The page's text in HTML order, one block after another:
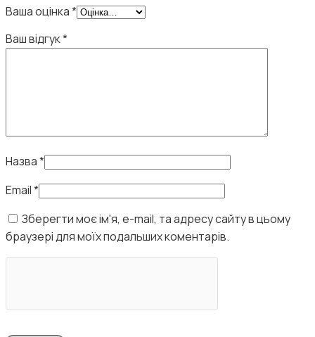
Ваша оцінка*
Ваш відгук*
Назва*
Email*
Зберегти моє ім'я, e-mail, та адресу сайту в цьому
браузері для моїх подальших коментарів.